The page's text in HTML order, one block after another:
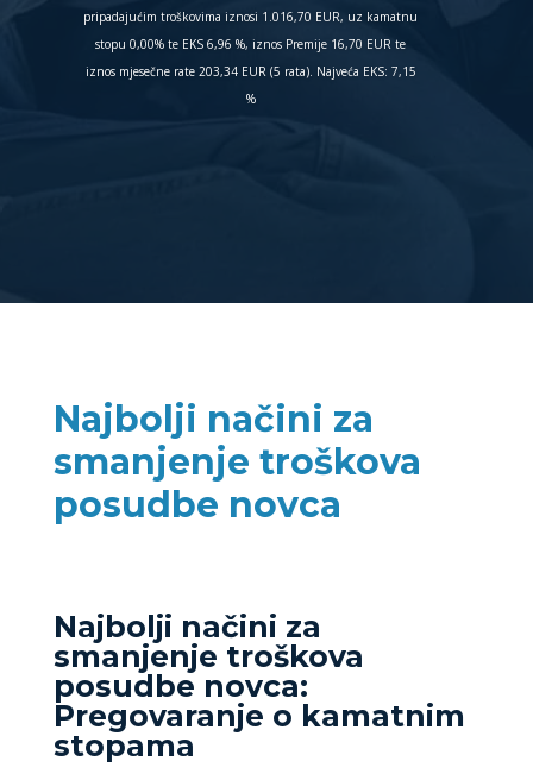
pripadajućim troškovima iznosi 1.016,70 EUR, uz kamatnu
stopu 0,00% te EKS 6,96 %, iznos Premije 16,70 EUR te
iznos mjesečne rate 203,34 EUR (5 rata). Najveća EKS: 7,15
%
Najbolji načini za
smanjenje troškova
posudbe novca
Najbolji načini za
smanjenje troškova
posudbe novca:
Pregovaranje o kamatnim
stopama